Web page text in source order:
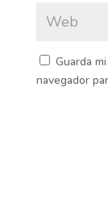
Guarda
navegador